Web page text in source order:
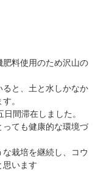
料使用のため沢山の
と、土と水しかなか
。
間滞在しました。
ても健康的な環境づ
栽培を継続し、コウ
思います